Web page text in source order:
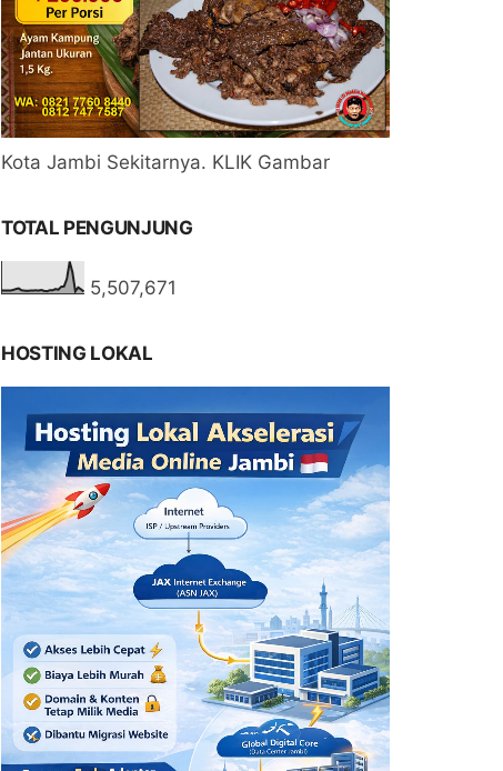
Kota Jambi Sekitarnya. KLIK Gambar
TOTAL PENGUNJUNG
5,507,671
HOSTING LOKAL